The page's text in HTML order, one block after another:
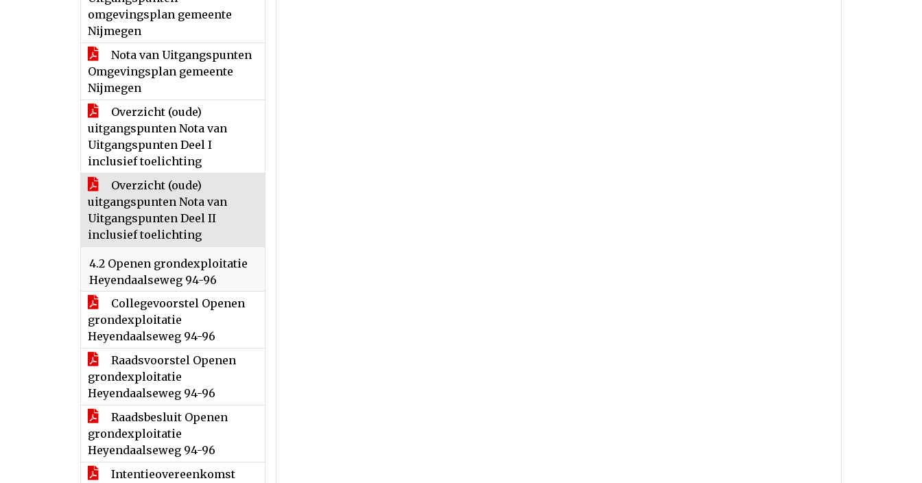
omgevingsplan gemeente
Nijmegen
Nota van Uitgangspunten
Omgevingsplan gemeente
Nijmegen
Overzicht (oude)
uitgangspunten Nota van
Uitgangspunten Deel I
inclusief toelichting
Overzicht (oude)
uitgangspunten Nota van
Uitgangspunten Deel II
inclusief toelichting
4.2 Openen grondexploitatie
Heyendaalseweg 94-96
Collegevoorstel Openen
grondexploitatie
Heyendaalseweg 94-96
Raadsvoorstel Openen
grondexploitatie
Heyendaalseweg 94-96
Raadsbesluit Openen
grondexploitatie
Heyendaalseweg 94-96
Intentieovereenkomst